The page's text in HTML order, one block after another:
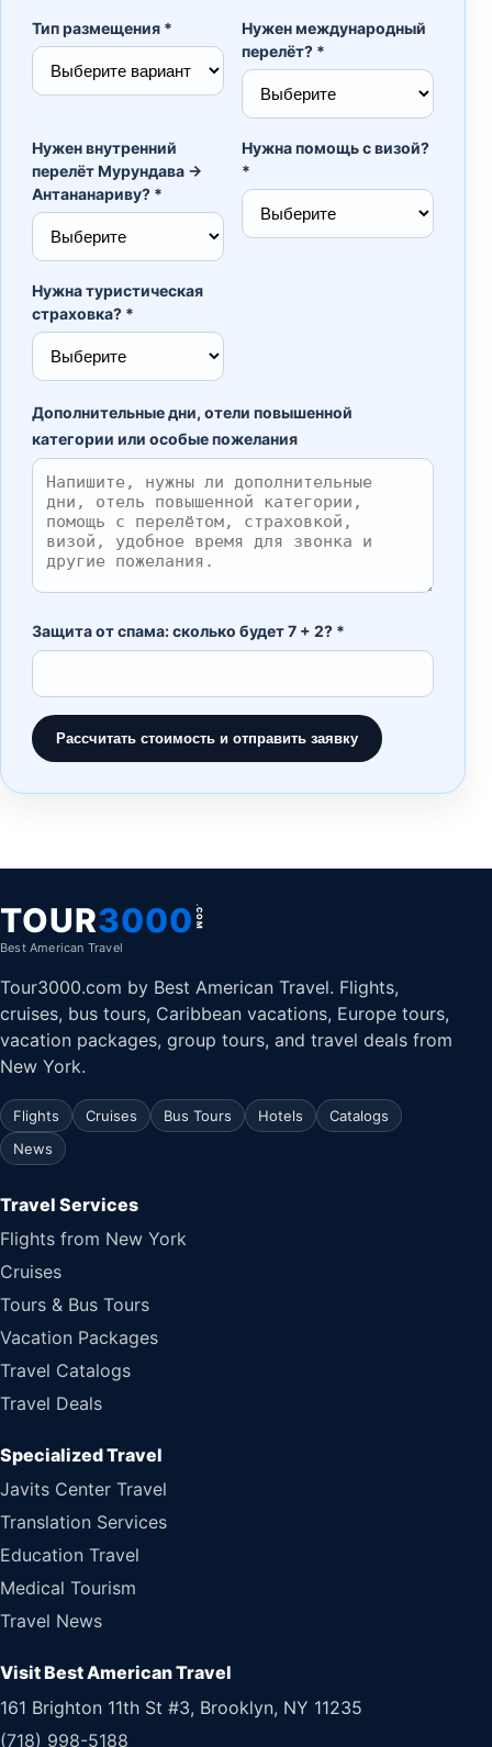
Тип размещения *
Нужен международный
перелёт? *
Нужен внутренний
перелёт Мурундава →
Антананариву? *
Нужна помощь с визой?
*
Нужна туристическая
страховка? *
Дополнительные дни, отели повышенной
категории или особые пожелания
Защита от спама: сколько будет 7 + 2? *
Рассчитать стоимость и отправить заявку
TOUR3000 .COM
Best American Travel
Tour3000.com by Best American Travel. Flights,
cruises, bus tours, Caribbean vacations, Europe tours,
vacation packages, group tours, and travel deals from
New York.
Flights Cruises Bus Tours Hotels
Catalogs
News
Travel Services
Flights from New York
Cruises
Tours & Bus Tours
Vacation Packages
Travel Catalogs
Travel Deals
Specialized Travel
Javits Center Travel
Translation Services
Education Travel
Medical Tourism
Travel News
Visit Best American Travel
161 Brighton 11th St #3, Brooklyn, NY 11235
(718) 998-5188